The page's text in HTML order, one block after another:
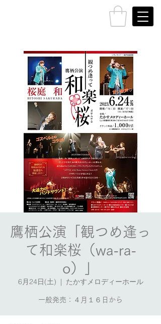
鷹栖公演「観つめ逢っ
て和楽桜（wa-ra-
o）」
6月24日(土)
  |
たかすメロディーホール
一般発売：４月１６日から